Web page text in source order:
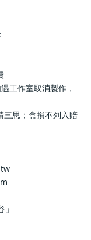
工作室取消製作，
三思；盒損不列入賠